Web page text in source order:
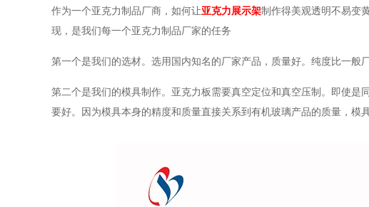
作为一个亚克力制品厂商，如何让亚克力展示架制作得美观透明不易变
现，是我们每一个亚克力制品厂家的任务
第一个是我们的选材。选用国内知名的厂家产品，质量好。纯度比一般
第二个是我们的模具制作。亚克力板需要真空定位和真空压制。即使
要好。因为模具本身的精度和质量直接关系到有机玻璃产品的质量，模